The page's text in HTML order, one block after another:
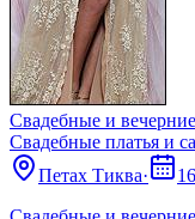
Свадебные и
Свадебные платья и
Петах Тиква·